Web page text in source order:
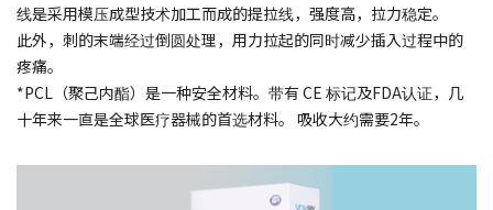
线是采用模压成型技术加工而成的提拉线，强度高，拉力稳定。
此外，刺的末端经过倒圆处理，用力拉起的同时减少插入过程中的
疼痛。
*PCL（聚己内酯）是一种安全材料。带有 CE 标记及FDA认证，几
十年来一直是全球医疗器械的首选材料。 吸收大约需要2年。